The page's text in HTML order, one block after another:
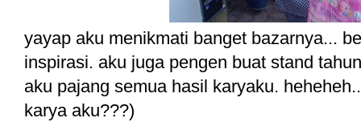
yayap aku menikmati banget bazarnya...
inspirasi. aku juga pengen buat stand
aku pajang semua hasil karyaku.
karya aku???)